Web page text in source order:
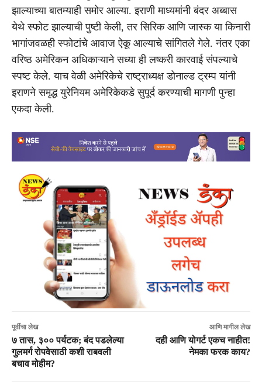
झाल्याच्या बातम्याही समोर आल्या. इराणी माध्यमांनी बंदर अब्बास
येथे स्फोट झाल्याची पुष्टी केली, तर सिरिक आणि जास्क या किनारी
भागांजवळही स्फोटांचे आवाज ऐकू आल्याचे सांगितले गेले. नंतर एका
वरिष्ठ अमेरिकन अधिकाऱ्याने सध्या ही लष्करी कारवाई संपल्याचे
स्पष्ट केले. याच वेळी अमेरिकेचे राष्ट्राध्यक्ष डोनाल्ड ट्रम्प यांनी
इराणने समृद्ध युरेनियम अमेरिकेकडे सुपूर्द करण्याची मागणी पुन्हा
एकदा केली.
पूर्वीचा लेख
७ तास, ३०० पर्यटक; बंद पडलेल्या
गुलमर्ग रोपवेसाठी कशी राबवली
बचाव मोहीम?
आणि मागील लेख
दही आणि योगर्ट एकच नाहीत!
नेमका फरक काय?